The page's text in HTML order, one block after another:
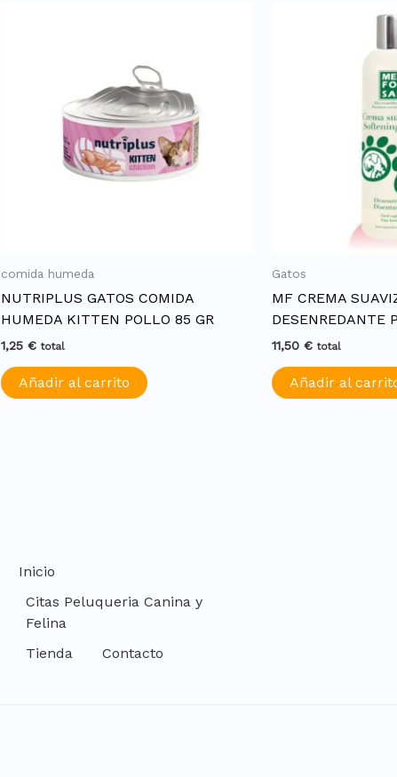
comida humeda
NUTRIPLUS GATOS COMIDA
HUMEDA KITTEN POLLO 85 GR
1,25 € total
Añadir al carrito
Gatos
MF CREMA
DESENREDANTE
11,50 € total
Añadir al
Inicio
Citas Peluqueria Canina y
Felina
Tienda
Contacto